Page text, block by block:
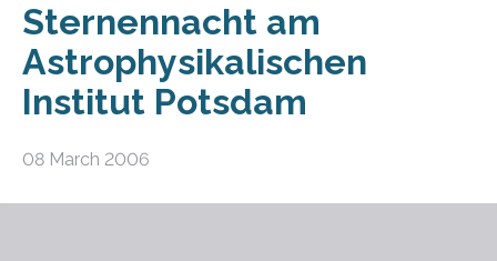
Sternennacht am
Astrophysikalischen
Institut Potsdam
08 March 2006